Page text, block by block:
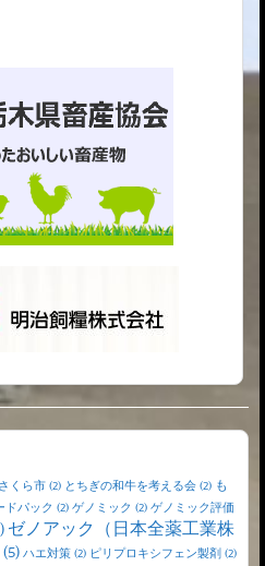
さくら市 (2) とちぎの和牛を考える会 (2) も
ドパック (2) ゲノミック (2) ゲノミック評価
ゼノアック（日本全薬工業株
(5) ハエ対策 (2) ピリプロキシフェン製剤 (2)